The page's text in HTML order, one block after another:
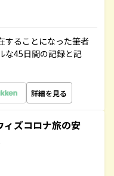
することになった筆者
な45日間の記録と記
詳細を見る
ィズコロナ旅の安